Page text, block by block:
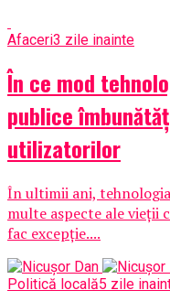
Afaceri3 zile inainte
În ce mod
publice
utilizatorilor
În ultimii ani,
multe aspecte ale vieții
fac excepție....
Politică locală5 zile